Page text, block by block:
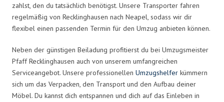
zahlst, den du tatsächlich benötigst. Unsere Transporter fahren
regelmäßig von Recklinghausen nach Neapel, sodass wir dir
flexibel einen passenden Termin für den Umzug anbieten können.
Neben der günstigen Beiladung profitierst du bei Umzugsmeister
Pfaff Recklinghausen auch von unserem umfangreichen
Serviceangebot. Unsere professionellen Umzugshelfer kümmern
sich um das Verpacken, den Transport und den Aufbau deiner
Möbel. Du kannst dich entspannen und dich auf das Einleben in